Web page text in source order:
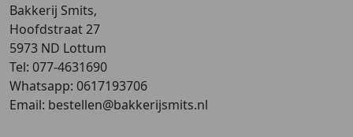
Bakkerij Smits,
Hoofdstraat 27
5973 ND Lottum
Tel: 077-4631690
Whatsapp: 0617193706
Email: bestellen@bakkerijsmits.nl